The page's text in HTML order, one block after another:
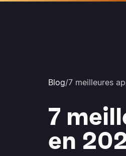
Blog/7 meilleures
7
en